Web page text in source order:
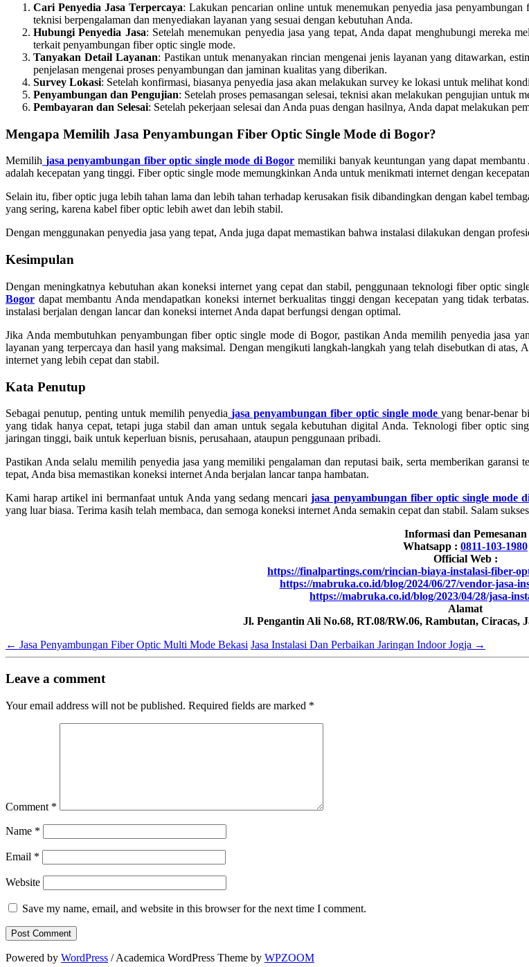
Cari Penyedia Jasa Terpercaya: Lakukan pencarian online untuk menemukan penyedia jasa
teknisi berpengalaman dan menyediakan layanan yang sesuai dengan kebutuhan Anda.
Hubungi Penyedia Jasa: Setelah menemukan penyedia jasa yang tepat, Anda dapat menghubungi mereka
terkait penyambungan fiber optic single mode.
Tanyakan Detail Layanan: Pastikan untuk menanyakan rincian mengenai jenis layanan yang ditawarkan,
penjelasan mengenai proses penyambungan dan jaminan kualitas yang diberikan.
Survey Lokasi: Setelah konfirmasi, biasanya penyedia jasa akan melakukan survey ke lokasi untuk melihat
Penyambungan dan Pengujian: Setelah proses pemasangan selesai, teknisi akan melakukan pengujian untuk
Pembayaran dan Selesai: Setelah pekerjaan selesai dan Anda puas dengan hasilnya, Anda dapat melakukan
Mengapa Memilih Jasa Penyambungan Fiber Optic Single Mode di Bogor?
Memilih jasa penyambungan fiber optic single mode di Bogor memiliki banyak keuntungan yang dapat
adalah kecepatan yang tinggi. Fiber optic single mode memungkinkan Anda untuk menikmati internet dengan
Selain itu, fiber optic juga lebih tahan lama dan lebih tahan terhadap kerusakan fisik dibandingkan dengan kabel
yang sering, karena kabel fiber optic lebih awet dan lebih stabil.
Dengan menggunakan penyedia jasa yang tepat, Anda juga dapat memastikan bahwa instalasi dilakukan dengan
Kesimpulan
Dengan meningkatnya kebutuhan akan koneksi internet yang cepat dan stabil, penggunaan teknologi fiber optic
Bogor dapat membantu Anda mendapatkan koneksi internet berkualitas tinggi dengan kecepatan yang tidak
instalasi berjalan dengan lancar dan koneksi internet Anda dapat berfungsi dengan optimal.
Jika Anda membutuhkan penyambungan fiber optic single mode di Bogor, pastikan Anda memilih penyedia jasa
layanan yang terpercaya dan hasil yang maksimal. Dengan mengikuti langkah-langkah yang telah disebutkan di atas,
internet yang lebih cepat dan stabil.
Kata Penutup
Sebagai penutup, penting untuk memilih penyedia jasa penyambungan fiber optic single mode yang benar-benar
yang tidak hanya cepat, tetapi juga stabil dan aman untuk segala kebutuhan digital Anda. Teknologi fiber optic
jaringan tinggi, baik untuk keperluan bisnis, perusahaan, ataupun penggunaan pribadi.
Pastikan Anda selalu memilih penyedia jasa yang memiliki pengalaman dan reputasi baik, serta memberikan
tepat, Anda bisa memastikan koneksi internet Anda berjalan lancar tanpa hambatan.
Kami harap artikel ini bermanfaat untuk Anda yang sedang mencarijasa penyambungan fiber optic single mode
yang luar biasa. Terima kasih telah membaca, dan semoga koneksi internet Anda semakin cepat dan stabil. Salam
Informasi dan Pemesanan
Whatsapp : 0811-103-1980
Official Web :
https://finalpartings.com/rincian-biaya-instalasi-fiber-
https://mabruka.co.id/blog/2024/06/27/vendor-jasa-
https://mabruka.co.id/blog/2023/04/28/jasa-
Alamat
Jl. Pengantin Ali No.68, RT.08/RW.06, Rambutan,
← Jasa Penyambungan Fiber Optic Multi Mode Bekasi Jasa Instalasi Dan Perbaikan Jaringan Indoor Jogja →
Leave a comment
Your email address will not be published. Required fields are marked *
Comment *
Name *
Email *
Website
Save my name, email, and website in this browser for the next time I comment.
Powered by WordPress / Academica WordPress Theme by WPZOOM